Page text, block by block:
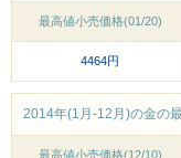
最高値小売価格(01/20)
4464円
2014年(1月-12月)の金の
最高値小売価格(12/10)